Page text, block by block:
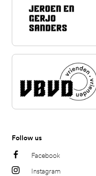
Follow us
Facebook
Instagram